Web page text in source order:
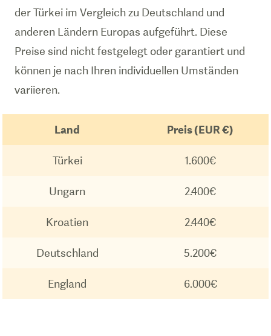
der Türkei im Vergleich zu Deutschland und
anderen Ländern Europas aufgeführt. Diese
Preise sind nicht festgelegt oder garantiert und
können je nach Ihren individuellen Umständen
variieren.
Land Preis (EUR €)
Türkei 1.600€
Ungarn 2.400€
Kroatien 2.440€
Deutschland 5.200€
England 6.000€